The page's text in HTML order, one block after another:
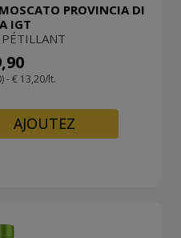
PROVINCIA DI
IGT
- € 13,20/lt.
AJOUTEZ